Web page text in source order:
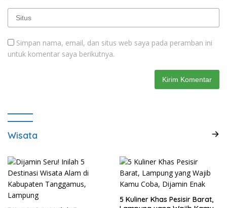
Simpan nama, email, dan situs web saya pada peramban ini
untuk komentar saya berikutnya.
Wisata
5 Kuliner Khas Pesisir Barat,